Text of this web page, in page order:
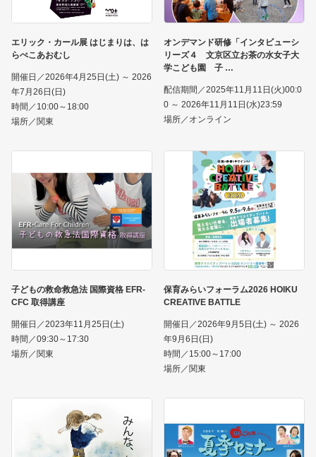
エリック・カール展 はじまりは、は
らぺこあおむし
開催日／2026年4月25日(土) ～ 2026
年7月26日(日)
時間／10:00～18:00
場所／関東
オンデマンド研修「インタビューシ
リーズ４ 文京区立お茶の水女子大
学こども園 子
配信期間／2025年11月11日(火)00:0
0 ～ 2026年11月11日(水)23:59
場所／オンライン
子どもの救命救急法 国際資格 EFR-
CFC 取得講座
開催日／2023年11月25日(土)
時間／09:30～17:30
場所／関東
保育みらいフォーラム2026 HOIKU
CREATIVE BATTLE
開催日／2026年9月5日(土) ～ 2026
年9月6日(日)
時間／15:00～17:00
場所／関東